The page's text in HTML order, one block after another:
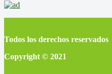
Todos los derechos reservados
Copyright © 2021